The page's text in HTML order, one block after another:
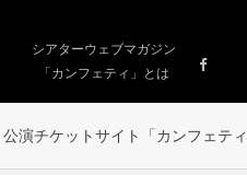
シアターウェブマガジン
「カンフェティ」とは
公演チケットサイト「カンフェティ